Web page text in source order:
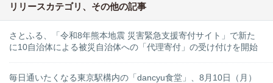
リリースカテゴリ、その他の記事
さとふる、「令和8年熊本地震 災害緊急支援寄付サイト」で新た
に10自治体による被災自治体への「代理寄付」の受け付けを開始
毎日通いたくなる東京駅構内の「dancyu食堂」、8月10日（月）